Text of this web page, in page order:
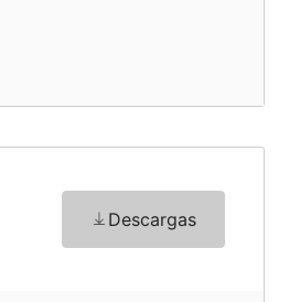
Descargas